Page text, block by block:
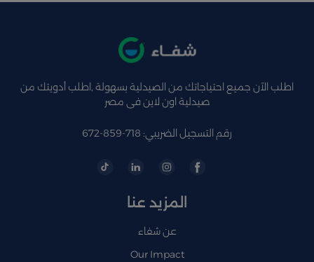
اطلب الآن جميع احتياجاتك من الصيدلية بسهولة ,اطلب أدويتك من
صيدلية اون لاين فى مصر
رقم التسجيل الضريبي: 718-859-672
المزيد عنا
عن شفاء
Our Impact